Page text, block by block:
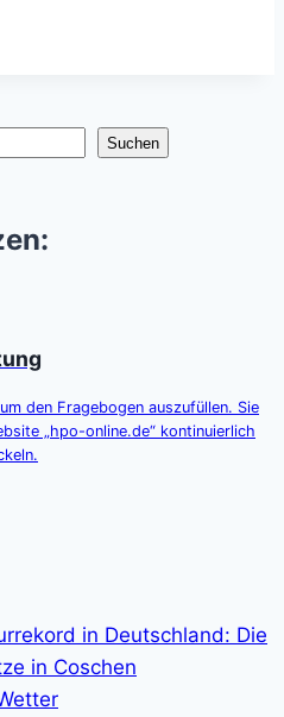
Suchen
den Fragebogen auszufüllen. Sie
„hpo-online.de“ kontinuierlich
in Deutschland: Die
in Coschen